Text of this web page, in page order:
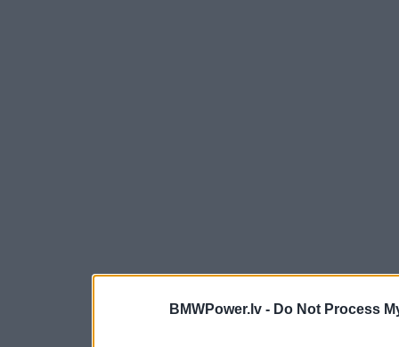
BMWPower.lv - Do Not Process